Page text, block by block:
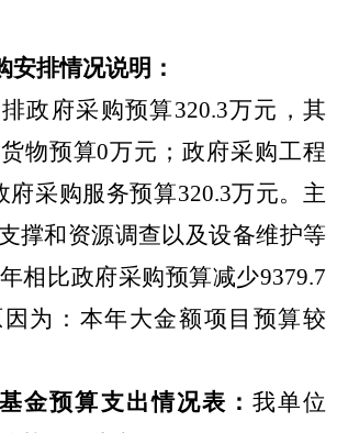
安排情况说明：
政府采购预算320.3万元，其
物预算0万元；政府采购工程
府采购服务预算320.3万元。主
撑和资源调查以及设备维护等
年相比政府采购预算减少9379.7
为：本年大金额项目预算较
金预算支出情况表： 我单位